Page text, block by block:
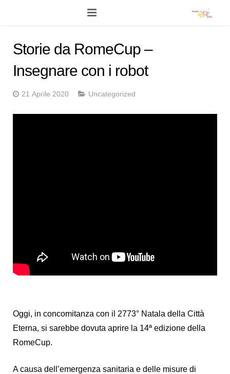
Storie da RomeCup –
Insegnare con i robot
21 Aprile 2020 Uncategorized
Oggi, in concomitanza con il 2773° Natala della Città
Eterna, si sarebbe dovuta aprire la 14ª edizione della
RomeCup.
A causa dell’emergenza sanitaria e delle misure di